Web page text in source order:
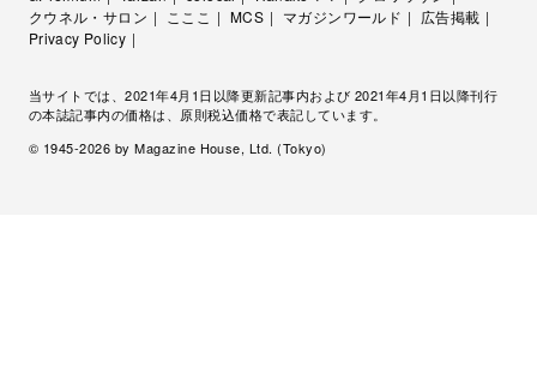
クウネル・サロン
こここ MCS マガジンワールド
広告掲載
Privacy Policy
当サイトでは、2021年4月1日以降更新記事内および 2021年4月1日以降刊行
の本誌記事内の価格は、原則税込価格で表記しています。
© 1945-2026 by Magazine House, Ltd. (Tokyo)